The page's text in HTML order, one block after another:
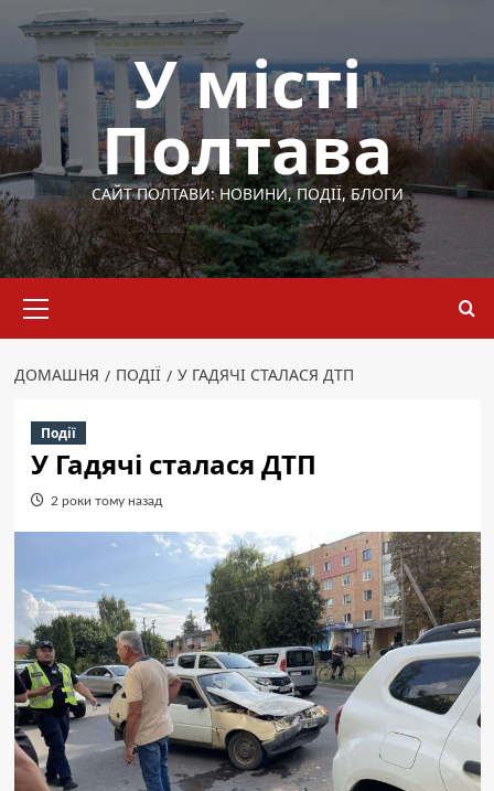
Перейти
вмісту
У місті
Полтава
САЙТ ПОЛТАВИ: НОВИНИ, ПОДІЇ, БЛОГИ
меню
ДОМАШНЯ ПОДІЇ У ГАДЯЧІ СТАЛАСЯ ДТП
Події
У Гадячі сталася ДТП
2 роки тому назад